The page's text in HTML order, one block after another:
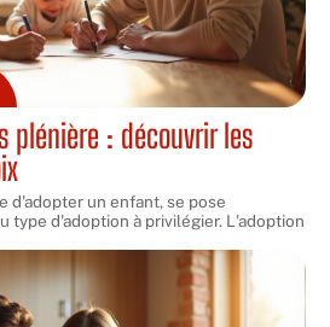
plénière : découvrir les
d'adopter un enfant, se pose
type d'adoption à privilégier. L'adoption